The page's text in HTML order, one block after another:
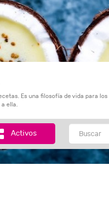
Es una filosofía de vida para los
ella.
Activos